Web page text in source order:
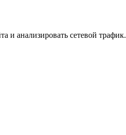
и анализировать сетевой трафик.